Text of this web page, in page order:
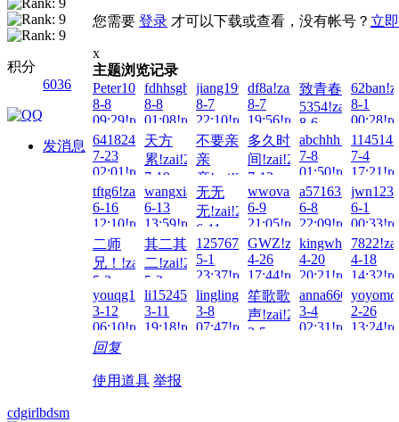
积分
6036
发消息
您需要 登录 才可以下载或查看，没有帐号？ 立
x
主题浏览记录
Peter100713!zai!2026-
8-8
09:29!read!
fdhhsgh1!zai!2026-
8-8
01:08!read!
jiang1992!zai!2026-
8-7
22:10!read!
df8a!zai!2026-
8-7
19:56!read!
致青春
5354!zai!2026-
8-6
02:28!read!
8-1
641824693!zai!2026-
7-23
02:01!read!
天方
累!zai!2026-
7-19
03:34!read!
不要亲
亲
亲!zai!2026-
7-15
18:37!read!
多久时
间!zai!2026-
7-12
10:45!read!
abchhh!zai!2026-
7-8
01:50!read!
7-4
tftg6!zai!2026-
6-16
12:10!read!
wangxiaozhou!zai!2026-
6-13
13:59!read!
无无
无!zai!2026-
6-11
00:51!read!
wwovar!zai!2026-
6-9
21:05!read!
6-8
22:09!read!
6-1
二师
兄！!zai!2026-
5-3
18:46!read!
其二其
二!zai!2026-
5-2
09:44!read!
1257675998!zai!2026-
5-1
23:37!read!
GWZ!zai!2026-
4-26
17:44!read!
4-20
20:21!read!
4-18
youqg1989!zai!2026-
3-12
06:10!read!
li15245076642!zai!2026-
3-11
19:18!read!
lingling!zai!2026-
3-8
07:47!read!
笙歌歌
声!zai!2026-
3-5
3-4
02:31!read!
2-26
回复
使用道具 举报
cdgirlbdsm